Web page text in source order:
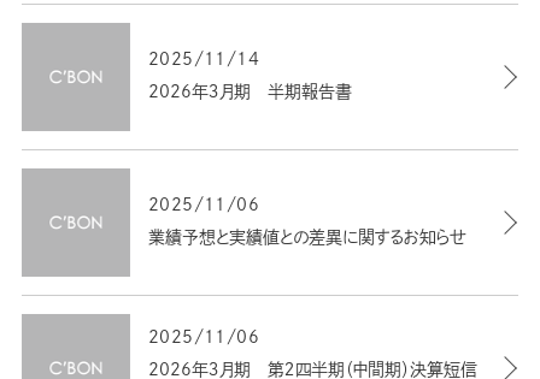
2025/11/14
2026年３月期 半期報告書
2025/11/06
業績予想と実績値との差異に関するお知らせ
2025/11/06
2026年３月期 第２四半期（中間期）決算短信